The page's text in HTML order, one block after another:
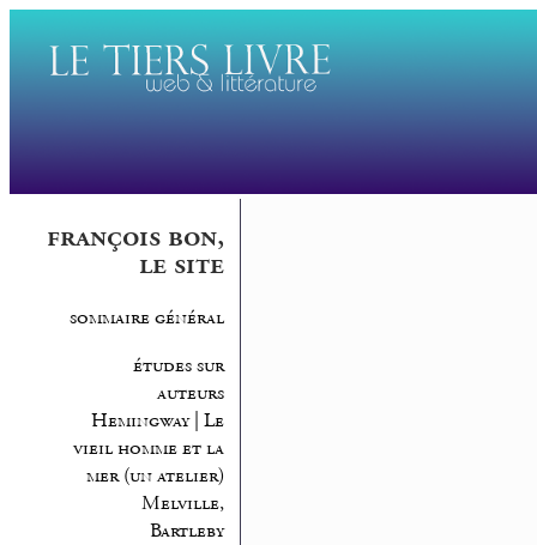
françois bon,
le site
sommaire général
études sur
auteurs
Hemingway | Le
vieil homme et la
mer (un atelier)
Melville,
Bartleby